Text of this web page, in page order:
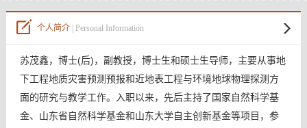
个人简介| Personal Information
苏茂鑫，博士(后)，副教授，博士生和硕士生导师，主要从事地
下工程地质灾害预测预报和近地表工程与环境地球物理探测方
面的研究与教学工作。入职以来，先后主持了国家自然科学基
金、山东省自然科学基金和山东大学自主创新基金等项目，参